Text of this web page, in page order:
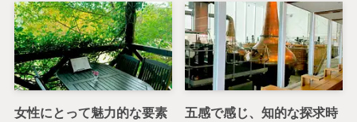
女性にとって魅力的な要素
五感で感じ、知的な探求時